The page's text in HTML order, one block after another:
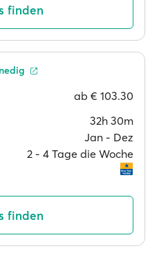
finden
ab € 103.30
32h 30m
Jan ‐ Dez
2 ‐ 4 Tage die Woche
finden